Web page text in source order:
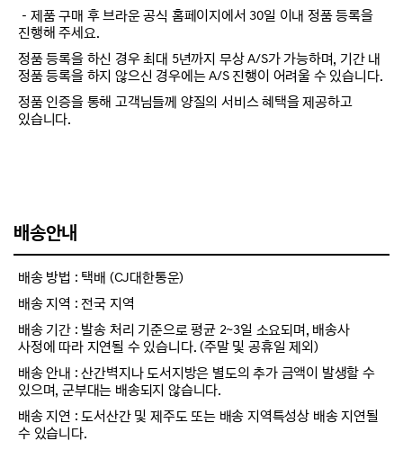
－제품 구매 후 브라운 공식 홈페이지에서 30일 이내 정품 등록을
진행해 주세요.
정품 등록을 하신 경우 최대 5년까지 무상 A/S가 가능하며, 기간 내
정품 등록을 하지 않으신 경우에는 A/S 진행이 어려울 수 있습니다.
정품 인증을 통해 고객님들께 양질의 서비스 혜택을 제공하고
있습니다.
배송안내
배송 방법 : 택배 (CJ대한통운)
배송 지역 : 전국 지역
배송 기간 : 발송 처리 기준으로 평균 2~3일 소요되며, 배송사
사정에 따라 지연될 수 있습니다. (주말 및 공휴일 제외)
배송 안내 : 산간벽지나 도서지방은 별도의 추가 금액이 발생할 수
있으며, 군부대는 배송되지 않습니다.
배송 지연 : 도서산간 및 제주도 또는 배송 지역특성상 배송 지연될
수 있습니다.